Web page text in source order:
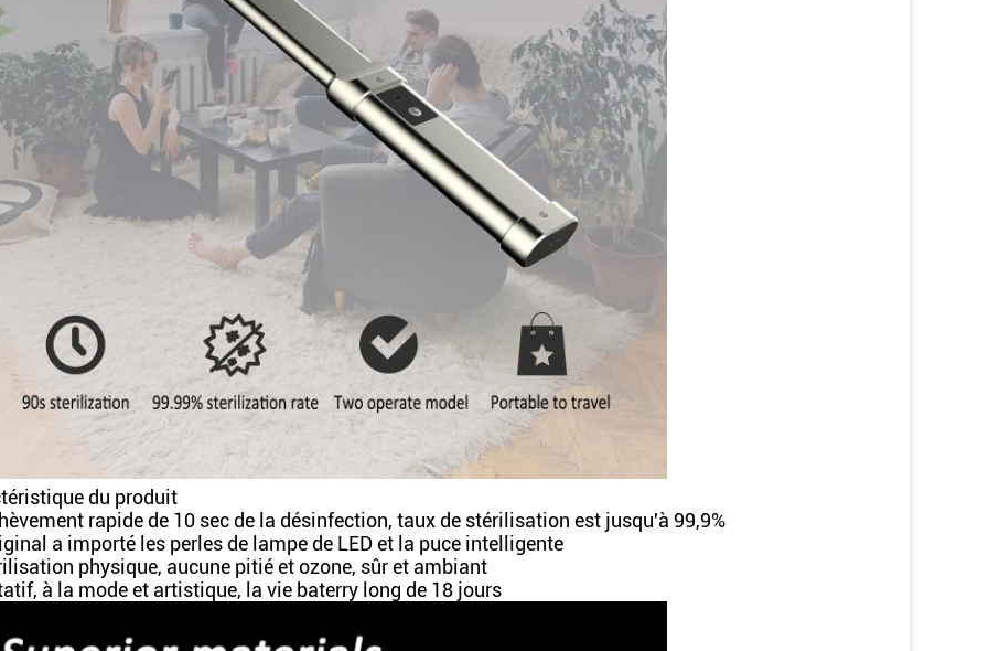
du produit
rapide de 10 sec de la désinfection, taux de stérilisation est jusqu'à 99,9%
a importé les perles de lampe de LED et la puce intelligente
physique, aucune pitié et ozone, sûr et ambiant
à la mode et artistique, la vie baterry long de 18 jours